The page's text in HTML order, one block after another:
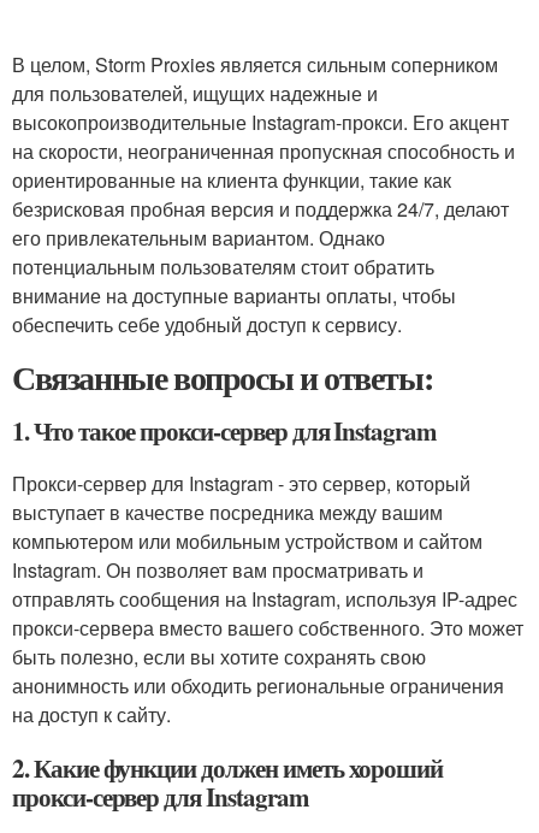
В целом, Storm Proxies является сильным соперником
для пользователей, ищущих надежные и
высокопроизводительные Instagram-прокси. Его акцент
на скорости, неограниченная пропускная способность и
ориентированные на клиента функции, такие как
безрисковая пробная версия и поддержка 24/7, делают
его привлекательным вариантом. Однако
потенциальным пользователям стоит обратить
внимание на доступные варианты оплаты, чтобы
обеспечить себе удобный доступ к сервису.
Связанные вопросы и ответы:
1. Что такое прокси-сервер для Instagram
Прокси-сервер для Instagram - это сервер, который
выступает в качестве посредника между вашим
компьютером или мобильным устройством и сайтом
Instagram. Он позволяет вам просматривать и
отправлять сообщения на Instagram, используя IP-адрес
прокси-сервера вместо вашего собственного. Это может
быть полезно, если вы хотите сохранять свою
анонимность или обходить региональные ограничения
на доступ к сайту.
2. Какие функции должен иметь хороший
прокси-сервер для Instagram